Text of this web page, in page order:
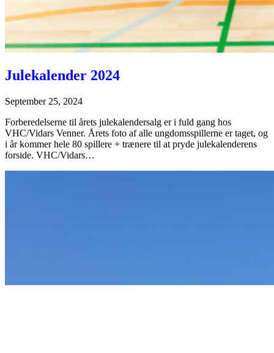
Julekalender 2024
September 25, 2024
Forberedelserne til årets julekalendersalg er i fuld gang hos
VHC/Vidars Venner. Årets foto af alle ungdomsspillerne er taget, og
i år kommer hele 80 spillere + trænere til at pryde julekalenderens
forside. VHC/Vidars…